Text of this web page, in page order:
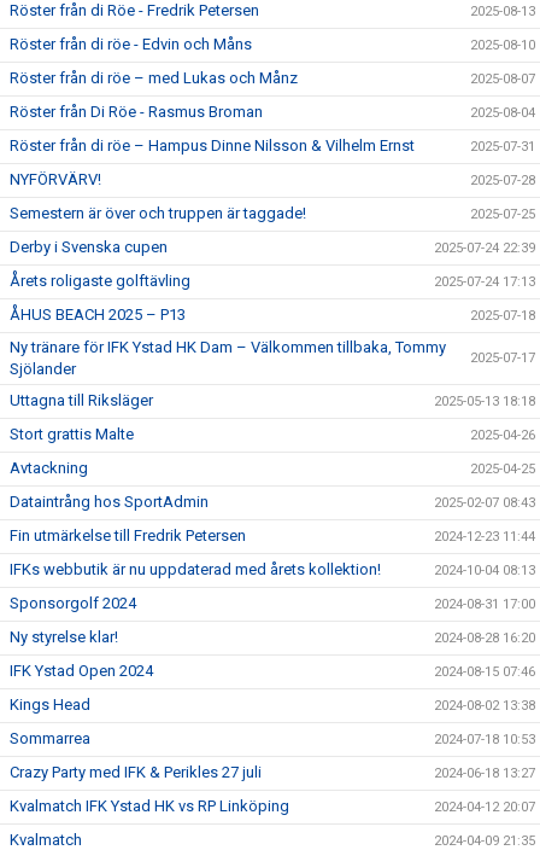
Röster från di Röe - Fredrik Petersen 2025-08-13
Röster från di röe - Edvin och Måns 2025-08-10
Röster från di röe – med Lukas och Månz 2025-08-07
Röster från Di Röe - Rasmus Broman 2025-08-04
Röster från di röe – Hampus Dinne Nilsson & Vilhelm Ernst 2025-07-31
NYFÖRVÄRV! 2025-07-28
Semestern är över och truppen är taggade! 2025-07-25
Derby i Svenska cupen 2025-07-24 22:39
Årets roligaste golftävling 2025-07-24 17:13
ÅHUS BEACH 2025 – P13 2025-07-18
Ny tränare för IFK Ystad HK Dam – Välkommen tillbaka, Tommy
Sjölander
2025-07-17
Uttagna till Riksläger 2025-05-13 18:18
Stort grattis Malte 2025-04-26
Avtackning 2025-04-25
Dataintrång hos SportAdmin 2025-02-07 08:43
Fin utmärkelse till Fredrik Petersen 2024-12-23 11:44
IFKs webbutik är nu uppdaterad med årets kollektion! 2024-10-04 08:13
Sponsorgolf 2024 2024-08-31 17:00
Ny styrelse klar! 2024-08-28 16:20
IFK Ystad Open 2024 2024-08-15 07:46
Kings Head 2024-08-02 13:38
Sommarrea 2024-07-18 10:53
Crazy Party med IFK & Perikles 27 juli 2024-06-18 13:27
Kvalmatch IFK Ystad HK vs RP Linköping 2024-04-12 20:07
Kvalmatch 2024-04-09 21:35